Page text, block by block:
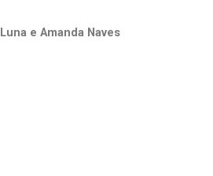
e Amanda Naves